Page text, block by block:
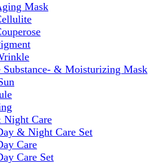
Mask
& Moisturizing Mask
Night Care
& Night Care Set
Care
Care Set